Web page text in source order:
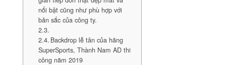
nổi bật cũng như phù hợp với
bản sắc của công ty.
Backdrop lễ tân của hãng
SuperSports, Thành Nam AD thi
công năm 2019